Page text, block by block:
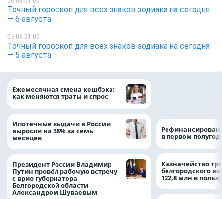
Точный гороскоп для всех знаков зодиака на сегодня
— 6 августа
05.08 01:00
Точный гороскоп для всех знаков зодиака на сегодня
— 5 августа
Ежемесячная смена кешбэка:
как меняются траты и спрос
Ипотечные выдачи в России
выросли на 38% за семь
месяцев
Президент России Владимир
Путин провёл рабочую встречу
с врио губернатора
Белгородской области
Александром Шуваевым
в первом
Казначейство
белгородского
122,8 млн в